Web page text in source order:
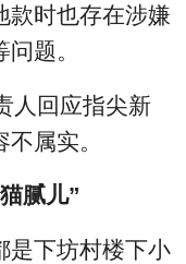
款时也存在涉嫌
题。
人回应指尖新
属实。
腻儿”
是下坊村楼下小